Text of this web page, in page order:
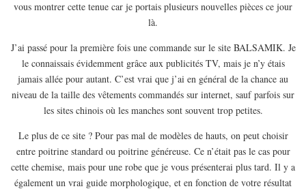
MEXIQUE
ESPAGNE
FRANCE
GRÈCE
HONGRIE
ITALIE
PAYS BAS
RÉPUBLIQUE TCHÈQUE
vous montrer cette tenue car je portais plusieurs nouvelles pièces ce jour
là.
J’ai passé pour la première fois une commande sur le site BALSAMIK. Je
le connaissais évidemment grâce aux publicités TV, mais je n’y étais
jamais allée pour autant. C’est vrai que j’ai en général de la chance au
niveau de la taille des vêtements commandés sur internet, sauf parfois sur
les sites chinois où les manches sont souvent trop petites.
Le plus de ce site ? Pour pas mal de modèles de hauts, on peut choisir
entre poitrine standard ou poitrine généreuse. Ce n’était pas le cas pour
cette chemise, mais pour une robe que je vous présenterai plus tard. Il y a
également un vrai guide morphologique, et en fonction de votre résultat